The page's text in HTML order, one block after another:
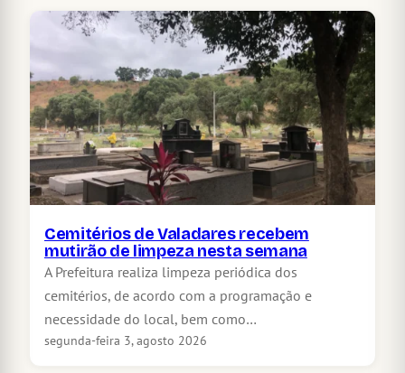
Cemitérios de Valadares recebem
mutirão de limpeza nesta semana
A Prefeitura realiza limpeza periódica dos
cemitérios, de acordo com a programação e
necessidade do local, bem como…
segunda-feira 3, agosto 2026